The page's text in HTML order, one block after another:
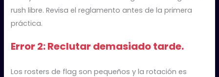
rush libre. Revisa el reglamento antes de la primera
práctica.
Error 2: Reclutar demasiado tarde.
Los rosters de flag son pequeños y la rotación es